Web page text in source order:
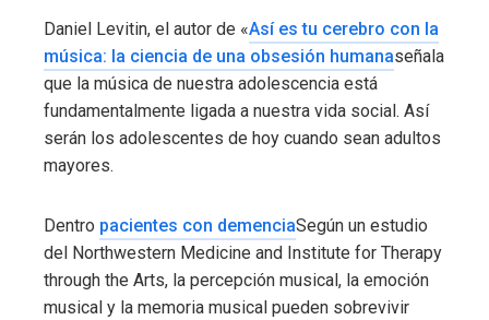
Daniel Levitin, el autor de «Así es tu cerebro con la
música: la ciencia de una obsesión humanaseñala
que la música de nuestra adolescencia está
fundamentalmente ligada a nuestra vida social. Así
serán los adolescentes de hoy cuando sean adultos
mayores.
Dentro pacientes con demenciaSegún un estudio
del Northwestern Medicine and Institute for Therapy
through the Arts, la percepción musical, la emoción
musical y la memoria musical pueden sobrevivir